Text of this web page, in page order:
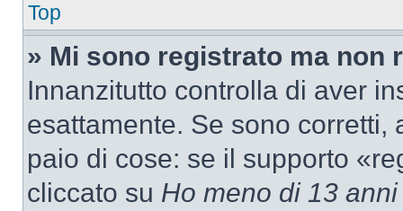
Top
» Mi sono registrato ma non
Innanzitutto controlla di aver
esattamente. Se sono
paio di cose: se il supporto
cliccato su Ho meno di 13 anni